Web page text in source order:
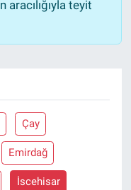
teyit
Çay
Emirdağ
İscehisar